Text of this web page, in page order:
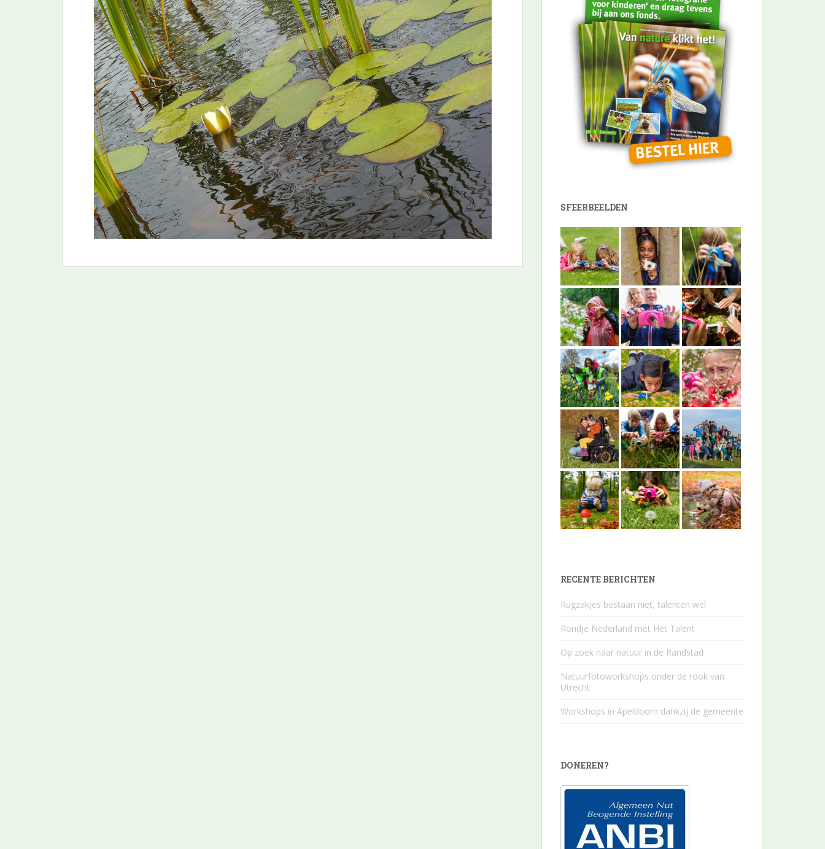
SFEERBEELDEN
RECENTE BERICHTEN
Rugzakjes bestaan niet, talenten wel
Rondje Nederland met Het Talent
Op zoek naar natuur in de Randstad
Natuurfotoworkshops onder de rook van
Utrecht
Workshops in Apeldoorn dankzij de gemeente
DONEREN?